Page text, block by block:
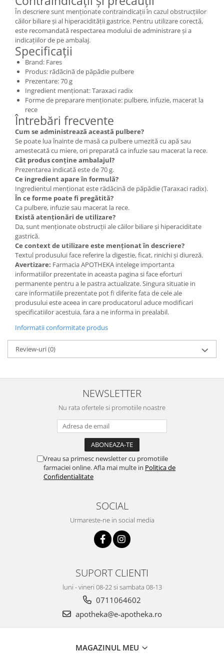
În descriere sunt menționate contraindicații în cazul obstrucțiilor
căilor biliare și al hiperacidității gastrice. Pentru utilizare corectă,
este recomandată respectarea modului de administrare și a
indicațiilor de pe ambalaj.
Specificații
Brand: Fares
Produs: rădăcină de păpădie pulbere
Prezentare: 70 g
Ingredient menționat: Taraxaci radix
Forme de preparare menționate: pulbere, infuzie, macerat la
rece
Întrebări frecvente
Cum se administrează această pulbere?
Se poate lua înainte de masă ca pulbere umezită cu apă sau
amestecată cu miere, ori preparată ca infuzie sau macerat la rece.
Cât produs conține ambalajul?
Prezentarea indicată este de 70 g.
Ce ingredient apare în formulă?
Ingredientul menționat este rădăcină de păpădie (Taraxaci radix).
În ce forme poate fi pregătită?
Ca pulbere, infuzie sau macerat la rece.
Există atenționări de utilizare?
Da, sunt menționate obstrucții ale căilor biliare și hiperaciditate
gastrică.
Ce context de utilizare este menționat în descriere?
Textul produsului face referire la digestie, ficat, rinichi și diureză.
Avertizare: Farmacia APOTHEKA intelege importanta
informatiilor prezentate in aceasta pagina si face eforturi
permanente pentru a le pastra actualizate. Singura situatie in
care informatiile prezentate pot fi diferite fata de cele ale
produsului este aceea in care producatorul aduce modificari
specificatiilor acestuia, fara a ne informa in prealabil.
Informatii conformitate produs
Review-uri(0)
NEWSLETTER
Nu rata ofertele si promotiile noastre
Vreau sa primesc newsletter cu promotiile
farmaciei online. Afla mai multe in Politica de
Confidentialitate
SOCIAL
Urmareste-ne in social media
SUPORT CLIENTI
luni - vineri 08-22 si sambata 08-13
0711064602
apotheka@e-apotheka.ro
MAGAZINUL MEU